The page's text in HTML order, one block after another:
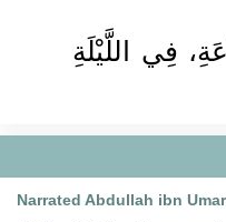
فِي اللَّيْلَةِ
Narrated Abdullah ibn